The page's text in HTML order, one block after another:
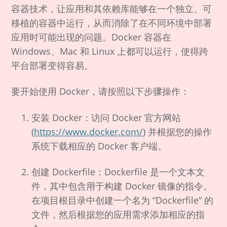
容器技术，让应用和其依赖库能够在一个独立、可
移植的容器中运行，从而消除了在不同环境中部署
应用时可能出现的问题。Docker 容器在
Windows、Mac 和 Linux 上都可以运行，使得跨
平台部署变得容易。
要开始使用 Docker，请按照以下步骤操作：
安装 Docker：访问 Docker 官方网站
(https://www.docker.com/) 并根据您的操作
系统下载相应的 Docker 客户端。
创建 Dockerfile：Dockerfile 是一个文本文
件，其中包含用于构建 Docker 镜像的指令。
在项目根目录中创建一个名为 “Dockerfile” 的
文件，然后根据您的应用需求添加相应的指